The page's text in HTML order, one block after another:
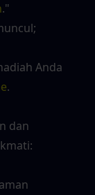
."
Anda
.
dan